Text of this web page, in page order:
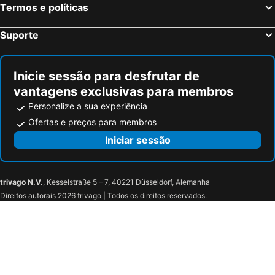
San Fermo della Battaglia, bed and breakfasts
Bellano, bed and breakfasts
Losone, bed and breakfasts
Mendrisio, bed and breakfasts
Termos e políticas
Suporte
Inicie sessão para desfrutar de
vantagens exclusivas para membros
Personalize a sua experiência
Ofertas e preços para membros
Iniciar sessão
trivago N.V., Kesselstraße 5 – 7, 40221 Düsseldorf, Alemanha
Direitos autorais 2026 trivago | Todos os direitos reservados.